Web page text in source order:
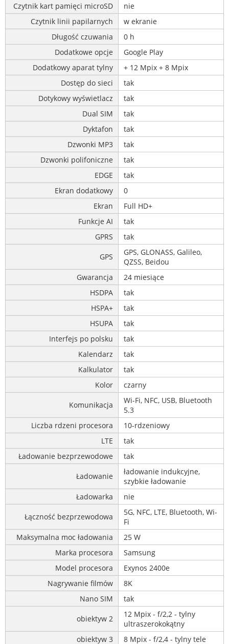
Czytnik kart pamięci microSD
nie
Czytnik linii papilarnych
w ekranie
Długość czuwania
0 h
Dodatkowe opcje
Google Play
Dodatkowy aparat tylny
+ 12 Mpix + 8 Mpix
Dostęp do sieci
tak
Dotykowy wyświetlacz
tak
Dual SIM
tak
Dyktafon
tak
Dzwonki MP3
tak
Dzwonki polifoniczne
tak
EDGE
tak
Ekran dodatkowy
0
Ekran
Full HD+
Funkcje AI
tak
GPRS
tak
GPS
GPS, GLONASS, Galileo,
QZSS, Beidou
Gwarancja
24 miesiące
HSDPA
tak
HSPA+
tak
HSUPA
tak
Interfejs po polsku
tak
Kalendarz
tak
Kalkulator
tak
Kolor
czarny
Komunikacja
Wi-Fi, NFC, USB, Bluetooth
5.3
Liczba rdzeni procesora
10-rdzeniowy
LTE
tak
Ładowanie bezprzewodowe
tak
Ładowanie
ładowanie indukcyjne,
szybkie ładowanie
Ładowarka
nie
Łączność bezprzewodowa
5G, NFC, LTE, Bluetooth, Wi-
Fi
Maksymalna moc ładowania
25 W
Marka procesora
Samsung
Model procesora
Exynos 2400e
Nagrywanie filmów
8K
Nano SIM
tak
obiektyw 2
12 Mpix - f/2,2 - tylny
ultraszerokokątny
obiektyw 3
8 Mpix - f/2,4 - tylny tele